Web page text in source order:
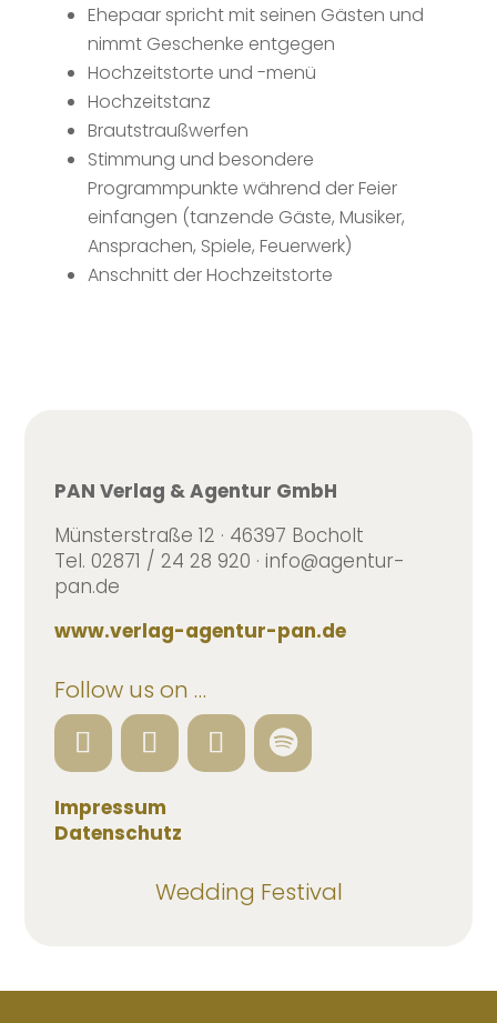
Ehepaar spricht mit seinen Gästen und
nimmt Geschenke entgegen
Hochzeitstorte und -menü
Hochzeitstanz
Brautstraußwerfen
Stimmung und besondere
Programmpunkte während der Feier
einfangen (tanzende Gäste, Musiker,
Ansprachen, Spiele, Feuerwerk)
Anschnitt der Hochzeitstorte
PAN Verlag & Agentur GmbH
Münsterstraße 12 · 46397 Bocholt
Tel. 02871 / 24 28 920 · info@agentur-
pan.de
www.verlag-agentur-pan.de
Follow us on …
Impressum
Datenschutz
Wedding Festival